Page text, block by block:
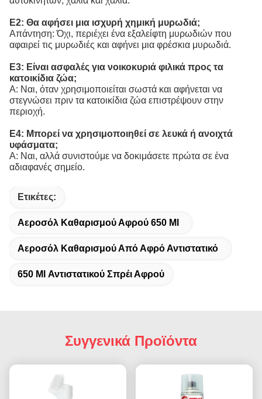
Ε2: Θα αφήσει μια ισχυρή χημική μυρωδιά;
Απάντηση: Όχι, περιέχει ένα εξαλείφτη μυρωδιών που
αφαιρεί τις μυρωδιές και αφήνει μια φρέσκια μυρωδιά.
Ε3: Είναι ασφαλές για νοικοκυριά φιλικά προς τα
κατοικίδια ζώα;
Α: Ναι, όταν χρησιμοποιείται σωστά και αφήνεται να
στεγνώσει πριν τα κατοικίδια ζώα επιστρέψουν στην
περιοχή.
Ε4: Μπορεί να χρησιμοποιηθεί σε λευκά ή ανοιχτά
υφάσματα;
Α: Ναι, αλλά συνιστούμε να δοκιμάσετε πρώτα σε ένα
αδιαφανές σημείο.
Ετικέτες:
Αεροσόλ Καθαρισμού Αφρού 650 Ml
Αεροσόλ Καθαρισμού Από Αφρό Αντιστατικό
650 Ml Αντιστατικού Σπρέι Αφρού
Συγγενικά Προϊόντα